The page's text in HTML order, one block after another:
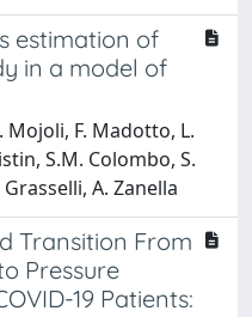
estimation of
in a model of
Mojoli, F. Madotto, L.
S.M. Colombo, S.
A. Zanella
Transition From
Pressure
19 Patients: